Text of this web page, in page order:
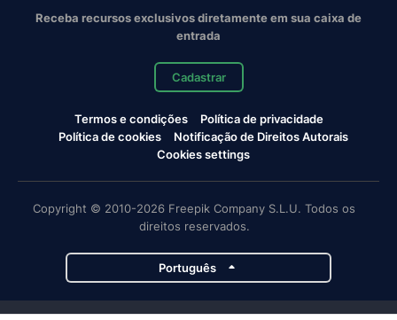
Receba recursos exclusivos diretamente em sua caixa de
entrada
Cadastrar
Termos e condições
Política de privacidade
Política de cookies
Notificação de Direitos Autorais
Cookies settings
Copyright © 2010-2026 Freepik Company S.L.U. Todos os
direitos reservados.
Português